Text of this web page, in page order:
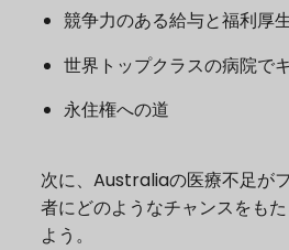
競争力のある給与と福利厚
世界トップクラスの病院で
永住権への道
次に、Australiaの医療不足が
者にどのようなチャンスをも
よう。